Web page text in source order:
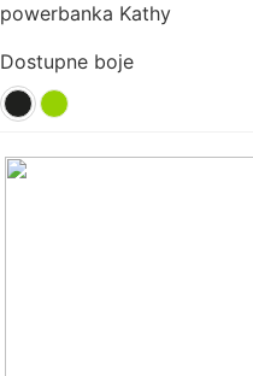
powerbanka Kathy
Dostupne boje